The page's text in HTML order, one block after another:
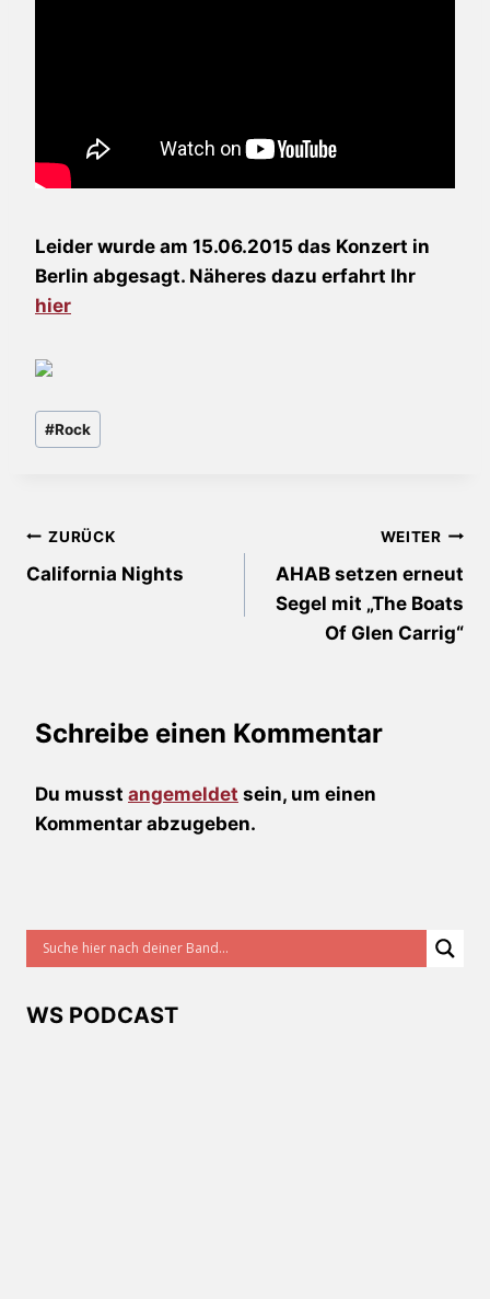
Leider wurde am 15.06.2015 das Konzert in
Berlin abgesagt. Näheres dazu erfahrt Ihr
hier
Schlagworte:
#Rock
Beitragsnavigation
ZURÜCK
California Nights
WEITER
AHAB setzen erneut
Segel mit „The Boats
Of Glen Carrig“
Schreibe einen Kommentar
Du musst angemeldet sein, um einen
Kommentar abzugeben.
WS PODCAST